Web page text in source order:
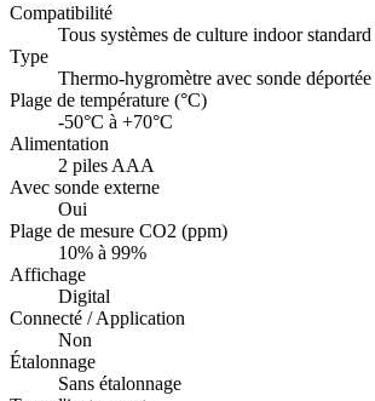
Compatibilité
Tous systèmes de culture indoor standard
Type
Thermo-hygromètre avec sonde déportée
Plage de température (°C)
-50°C à +70°C
Alimentation
2 piles AAA
Avec sonde externe
Oui
Plage de mesure CO2 (ppm)
10% à 99%
Affichage
Digital
Connecté / Application
Non
Étalonnage
Sans étalonnage